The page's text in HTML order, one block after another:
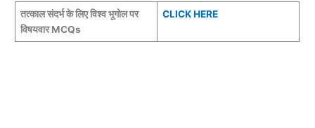
तत्काल संदर्भ के लिए विश्व भूगोल पर
विषयवार MCQs
CLICK HERE